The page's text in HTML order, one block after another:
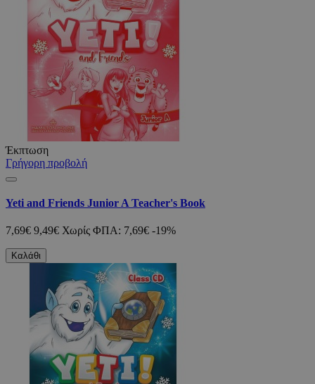
Έκπτωση
Γρήγορη προβολή
Yeti and Friends Junior A Teacher's Book
7,69€ 9,49€ Χωρίς ΦΠΑ: 7,69€ -19%
Καλάθι